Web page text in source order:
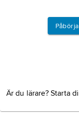
Är du lärare? Starta